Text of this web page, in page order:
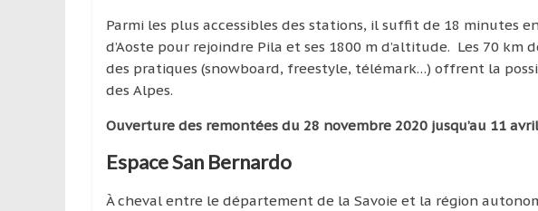
Parmi les plus accessibles des stations, il suffit de 18 minutes
d’Aoste pour rejoindre Pila et ses 1800 m d’altitude. Les 70 km
des pratiques (snowboard, freestyle, télémark…) offrent la
des Alpes.
Ouverture des remontées du 28 novembre 2020 jusqu’au 11
Espace San Bernardo
À cheval entre le département de la Savoie et la région